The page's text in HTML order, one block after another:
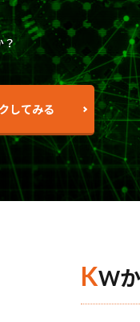
？
してみる
KW